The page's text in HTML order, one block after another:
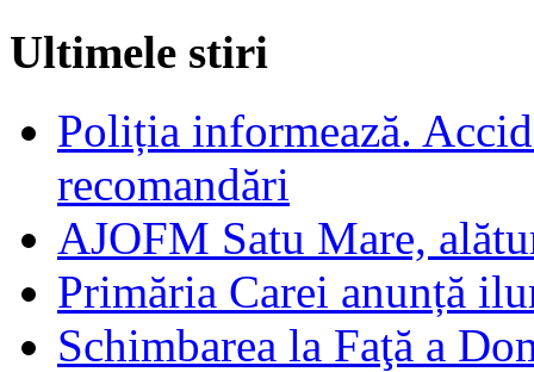
Ultimele stiri
Poliția informează.
recomandări
AJOFM Satu Mare,
Primăria Carei anunță
Schimbarea la Faţă a